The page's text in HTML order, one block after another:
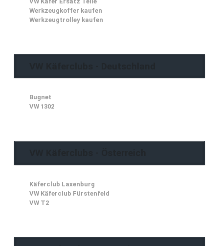
Werkzeugkoffer kaufen
Werkzeugtrolley kaufen
Bugnet
VW 1302
Käferclub Laxenburg
VW Käferclub Fürstenfeld
VW T2